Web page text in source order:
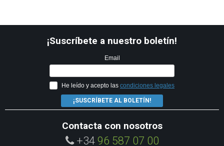
¡Suscríbete a nuestro boletín!
Email
He leído y acepto las condiciones legales
¡SUSCRÍBETE AL BOLETÍN!
Contacta con nosotros
+34 96 587 07 00